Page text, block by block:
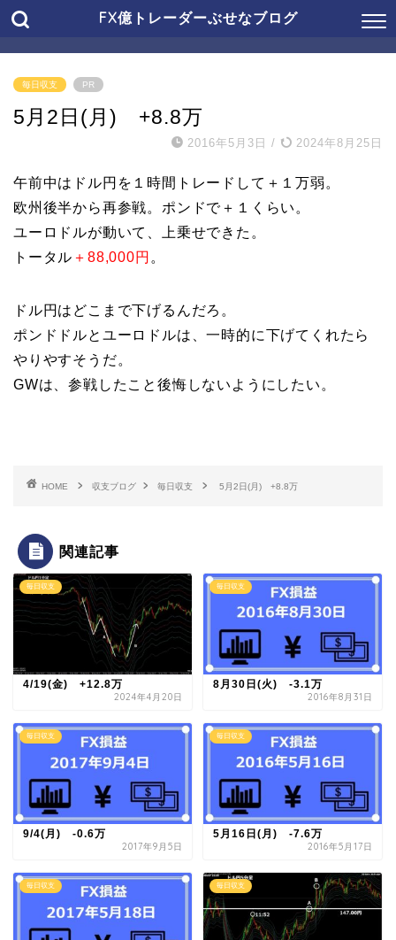
FX億トレーダーぶせなブログ
毎日収支 PR
5月2日(月) +8.8万
2016年5月3日 / 2024年8月25日
午前中はドル円を１時間トレードして＋１万弱。
欧州後半から再参戦。ポンドで＋１くらい。
ユーロドルが動いて、上乗せできた。
トータル ＋88,000円 。
ドル円はどこまで下げるんだろ。
ポンドドルとユーロドルは、一時的に下げてくれたら
やりやすそうだ。
GWは、参戦したこと後悔しないようにしたい。
HOME 収支ブログ 毎日収支 5月2日(月) +8.8万
関連記事
毎日収支
4/19(金) +12.8万
2024年4月20日
毎日収支
8月30日(火) -3.1万
2016年8月31日
毎日収支
9/4(月) -0.6万
2017年9月5日
毎日収支
5月16日(月) -7.6万
2016年5月17日
毎日収支 毎日収支